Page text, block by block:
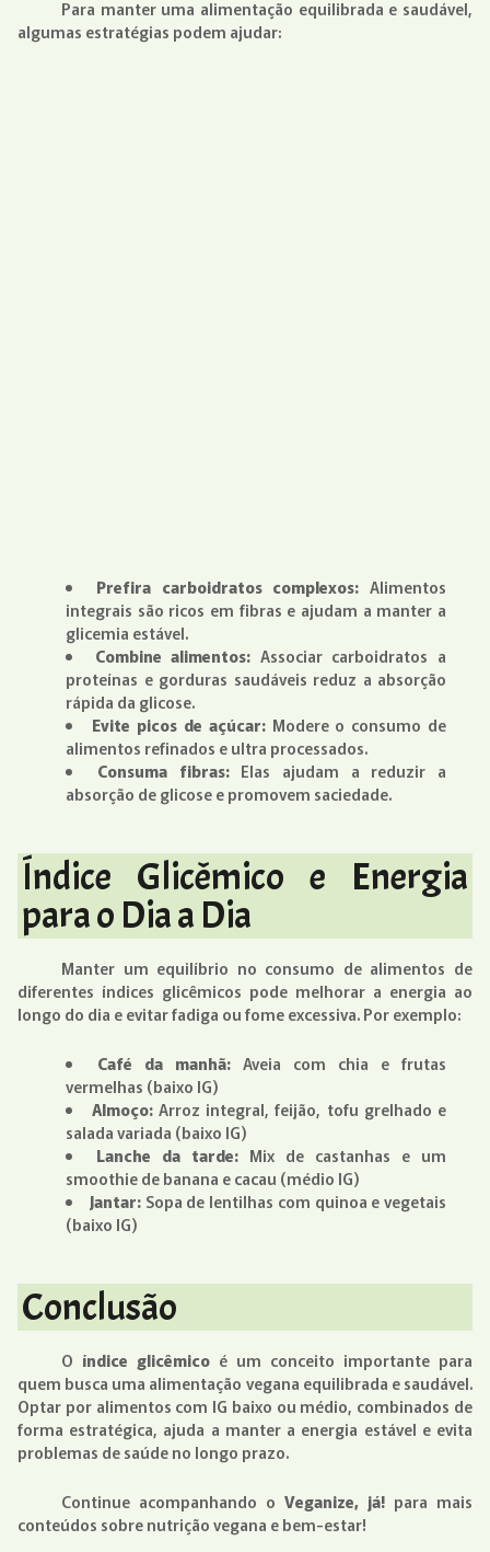
Para manter uma alimentação equilibrada e saudável,
algumas estratégias podem ajudar:
Prefira carboidratos complexos: Alimentos
integrais são ricos em fibras e ajudam a manter a
glicemia estável.
Combine alimentos: Associar carboidratos a
proteínas e gorduras saudáveis reduz a absorção
rápida da glicose.
Evite picos de açúcar:Modere o consumo de
alimentos refinados e ultra processados.
Consuma fibras:Elas ajudam a reduzir a
absorção de glicose e promovem saciedade.
Índice Glicêmico e Energia
para o Dia a Dia
Manter um equilíbrio no consumo de alimentos de
diferentes índices glicêmicos pode melhorar a energia ao
longo do dia e evitar fadiga ou fome excessiva. Por exemplo:
Café da manhã: Aveia com chia e frutas
vermelhas (baixo IG)
Almoço:Arroz integral, feijão, tofu grelhado e
salada variada (baixo IG)
Lanche da tarde: Mix de castanhas e um
smoothie de banana e cacau (médio IG)
Jantar: Sopa de lentilhas com quinoa e vegetais
(baixo IG)
Conclusão
O índice glicêmico é um conceito importante para
quem busca uma alimentação vegana equilibrada e saudável.
Optar por alimentos com IG baixo ou médio, combinados de
forma estratégica, ajuda a manter a energia estável e evita
problemas de saúde no longo prazo.
Continue acompanhando o Veganize, já! para mais
conteúdos sobre nutrição vegana e bem-estar!